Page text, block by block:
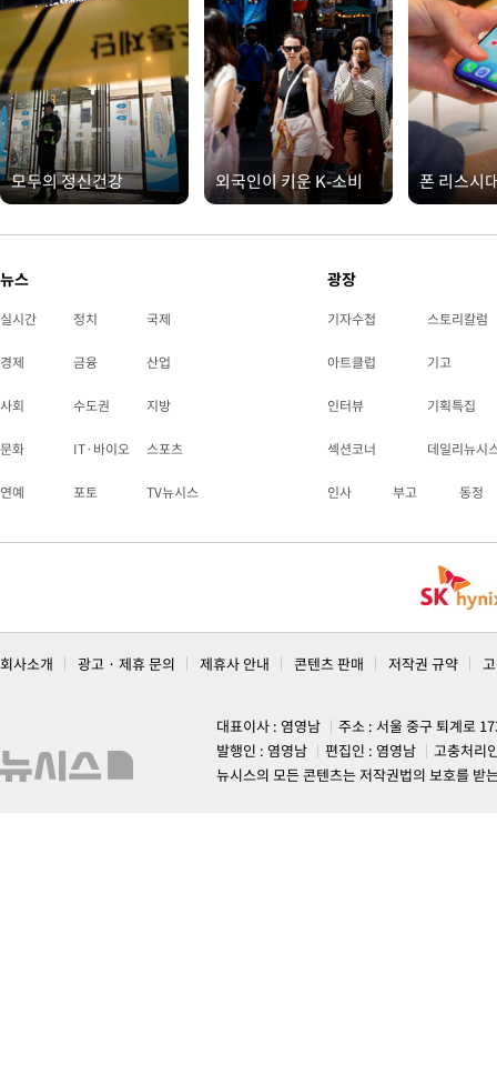
모두의 정신건강 외국인이 키운 K-소비 폰 리스시
뉴스
실시간 정치 국제
경제 금융 산업
사회 수도권 지방
문화 IT·바이오 스포츠
연예 포토 TV뉴시스
광장
기자수첩 스토리칼럼
아트클럽 기고
인터뷰 기획특집
섹션코너 데일리뉴시
인사 부고 동정
회사소개 광고 · 제휴 문의 제휴사 안내 콘텐츠 판매 저작권 규약
대표이사 : 염영남
주소 : 서울 중구 퇴계로
발행인 : 염영남
편집인 : 염영남
고충처리
뉴시스의 모든 콘텐츠는 저작권법의 보호를